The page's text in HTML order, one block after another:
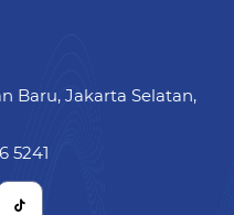
Baru, Jakarta Selatan,
5241